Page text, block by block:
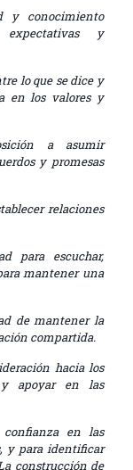
y conocimiento
y
lo que se dice y
en los valores y
a asumir
y promesas
relaciones
para escuchar,
mantener una
de mantener la
compartida.
hacia los
apoyar en las
en las
y para identificar
construcción de